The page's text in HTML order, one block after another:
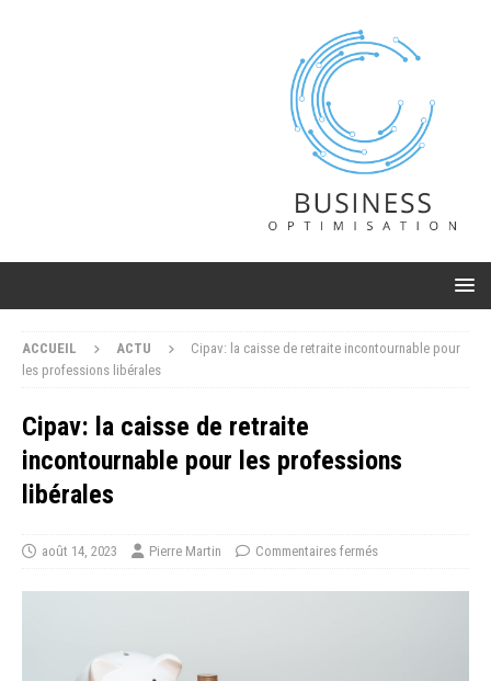
ACCUEIL ACTU
Cipav: la caisse de retraite incontournable pour
les professions libérales
Cipav: la caisse de retraite
incontournable pour les professions
libérales
août 14, 2023 Pierre Martin Commentaires fermés